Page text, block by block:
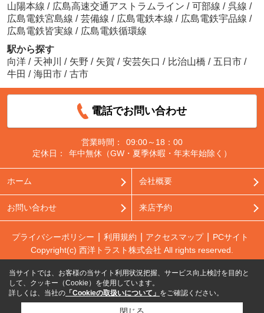
山陽本線 / 広島高速交通アストラムライン / 可部線 / 呉線 /
広島電鉄宮島線 / 芸備線 / 広島電鉄本線 / 広島電鉄宇品線 /
広島電鉄皆実線 / 広島電鉄循環線
駅から探す
向洋 / 天神川 / 矢野 / 矢賀 / 安芸矢口 / 比治山橋 / 五日市 /
牛田 / 海田市 / 古市
電話でお問い合わせ
営業時間：
09:00～18：00
定休日：
年中無休（GW・夏季休暇・年末年始除く）
ホーム 会社概要
お問い合わせ 来店予約
プライバシーポリシー 利用規約 アクセスマップ
PCサイト
Copyright(c) 西洋トラスト株式会社 All rights reserved.
当サイトでは、お客様の当サイト利用状況把握、サービス向上検討を目的と
して、クッキー（Cookie）を使用しています。
詳しくは、当社の 「Cookieの取扱いについて」 をご確認ください。